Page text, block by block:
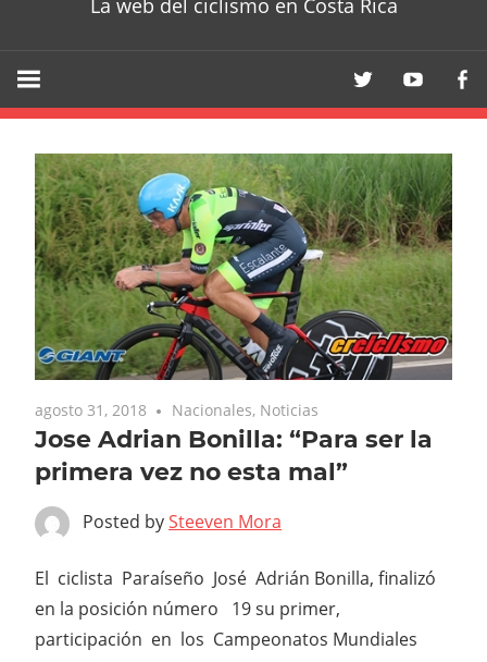
La web del ciclismo en Costa Rica
agosto 31, 2018 Nacionales, Noticias
Jose Adrian Bonilla: “Para ser la
primera vez no esta mal”
Posted bySteeven Mora
El ciclista Paraíseño José Adrián Bonilla, finalizó
en la posición número 19 su primer,
participación en los Campeonatos Mundiales